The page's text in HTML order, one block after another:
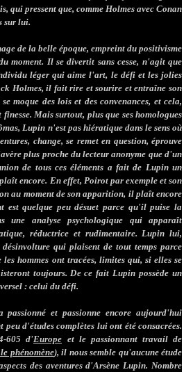
qui pressent que, comme Holmes avec Conan
sur lui.
de la belle époque, empreint du positivisme
moment. Il se divertit sans cesse, n'agit que
léger qui aime l'art, le défi et les jolies
Holmes, il fait rire et sourire et entraîne son
moque des lois et des convenances, et cela,
Mais surtout, plus que ses homologues
Lupin n'est pas hiératique dans le sens où
change, se remet en question, éprouve
plus proche du lecteur anonyme que d'un
de tous ces éléments a fait de Lupin un
encore. En effet, Poirot par exemple et son
au moment de son apparition, il plaît encore
est quelque peu désuet parce qu'il puise la
une analyse psychologique qui apparaît
réductrice et rudimentaire. Lupin lui,
qui plaisent de tout temps parce
hommes ont tracées, limites qui, si elles se
toujours. De ce fait Lupin possède un
: celui du défi.
passionné et passionne encore aujourd'hui
peu d'études complètes lui ont été consacrées.
605 d'Europe et le passionnant travail de
phénomène), il nous semble qu'aucune étude
des aventures d'Arsène Lupin. Nombre